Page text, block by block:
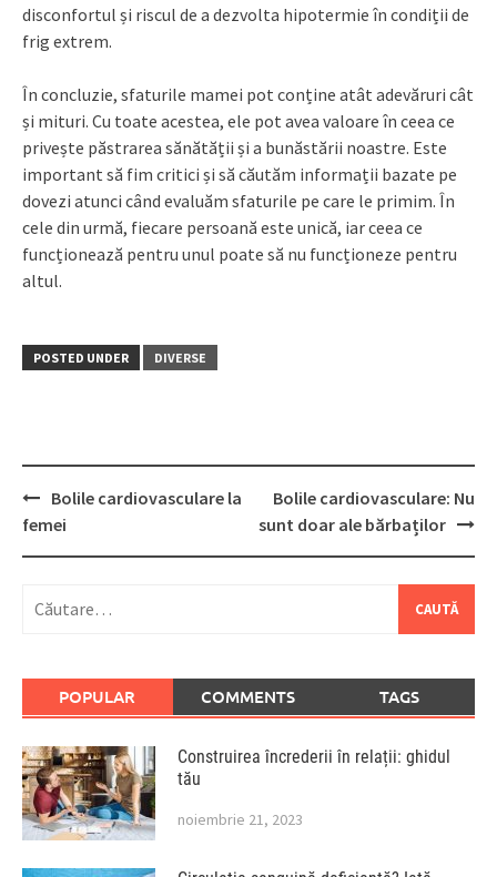
disconfortul și riscul de a dezvolta hipotermie în condiții de
frig extrem.
În concluzie, sfaturile mamei pot conține atât adevăruri cât
și mituri. Cu toate acestea, ele pot avea valoare în ceea ce
privește păstrarea sănătății și a bunăstării noastre. Este
important să fim critici și să căutăm informații bazate pe
dovezi atunci când evaluăm sfaturile pe care le primim. În
cele din urmă, fiecare persoană este unică, iar ceea ce
funcționează pentru unul poate să nu funcționeze pentru
altul.
POSTED UNDER DIVERSE
Post
navigation
Bolile cardiovasculare la
femei
Bolile cardiovasculare: Nu
sunt doar ale bărbaților
după:
POPULAR COMMENTS TAGS
Construirea încrederii în relații: ghidul
tău
noiembrie 21, 2023